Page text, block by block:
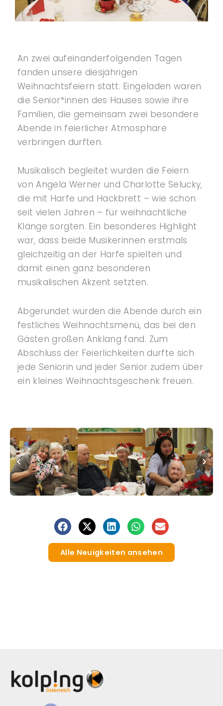
An zwei aufeinanderfolgenden Tagen
fanden unsere diesjährigen
Weihnachtsfeiern statt. Eingeladen waren
die Senior*innen des Hauses sowie ihre
Familien, die gemeinsam zwei besondere
Abende in feierlicher Atmosphäre
verbringen durften.
Musikalisch begleitet wurden die Feiern
von Angela Werner und Charlotte Selucky,
die mit Harfe und Hackbrett – wie schon
seit vielen Jahren – für weihnachtliche
Klänge sorgten. Ein besonderes Highlight
war, dass beide Musikerinnen erstmals
gleichzeitig an der Harfe spielten und
damit einen ganz besonderen
musikalischen Akzent setzten.
Abgerundet wurden die Abende durch ein
festliches Weihnachtsmenü, das bei den
Gästen großen Anklang fand. Zum
Abschluss der Feierlichkeiten durfte sich
jede Seniorin und jeder Senior zudem über
ein kleines Weihnachtsgeschenk freuen.
Alle Neuigkeiten ansehen